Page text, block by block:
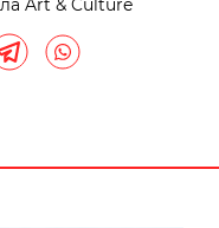
Art & Culture